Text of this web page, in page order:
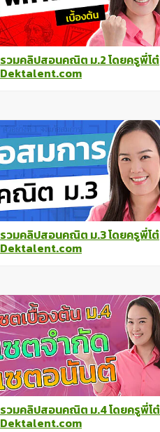
รวมคลิปสอนคณิต ม.2 โดยครูพี่โต๋
Dektalent.com
รวมคลิปสอนคณิต ม.3 โดยครูพี่โต๋
Dektalent.com
รวมคลิปสอนคณิต ม.4 โดยครูพี่โต๋
Dektalent.com